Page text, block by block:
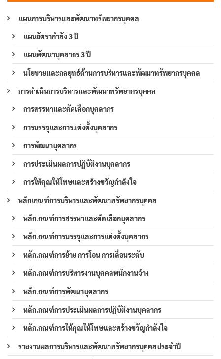
แผนการบริหารและพัฒนาทรัพยากรบุคคล
แผนอัตรากำลัง 3 ปี
แผนพัฒนาบุคลากร 3 ปี
นโยบายและกลยุทธ์ด้านการบริหารและพัฒนาทรัพยากรบุคคล
การดำเนินการบริหารและพัฒนาทรัพยากรบุคคล
การสรรหาและคัดเลือกบุคลากร
การบรรจุและการแต่งตั้งบุคลากร
การพัฒนาบุคลากร
การประเมินผลการปฏิบัติงานบุคลากร
การให้คุณให้โทษและสร้างขวัญกำลังใจ
หลักเกณฑ์การบริหารและพัฒนาทรัพยากรบุคคล
หลักเกณฑ์การสรรหาและคัดเลือกบุคลากร
หลักเกณฑ์การบรรจุและการแต่งตั้งบุคลากร
หลักเกณฑ์การย้าย การโอน การเลื่อนระดับ
หลักเกณฑ์การบริหารงานบุคคลพนักงานจ้าง
หลักเกณฑ์การพัฒนาบุคลากร
หลักเกณฑ์การประเมินผลการปฏิบัติงานบุคลากร
หลักเกณฑ์การให้คุณให้โทษและสร้างขวัญกำลังใจ
รายงานผลการบริหารและพัฒนาทรัพยากรบุคคลประจำปี